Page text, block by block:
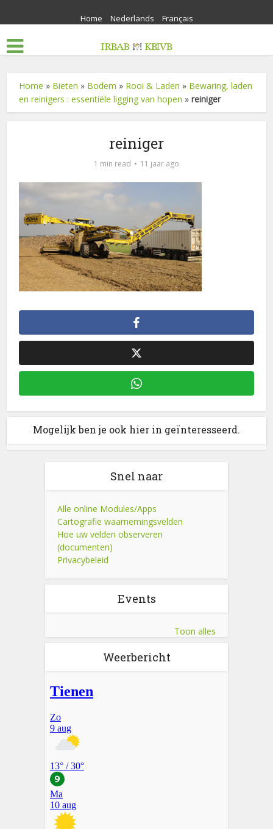
Home Nederlands Français
Home » Bieten » Bodem » Rooi & Laden » Bewaring, laden
en reinigers : essentiële ligging van hopen »reiniger
reiniger
1 min read 11 jaar ago
Mogelijk ben je ook hier in geïnteresseerd.
Snel naar
Alle online Modules/Apps
Cartografie waarnemingsvelden
Hoe uw velden observeren
(documenten)
Privacybeleid
Events
Toon alles
Weerbericht